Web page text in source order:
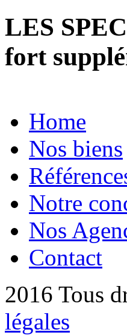
LES
fort
Home
Nos biens
Notre
Nos
Contact
2016 Tous
légales